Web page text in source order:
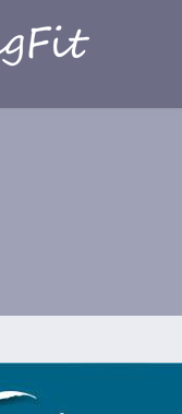
Προσφορά -